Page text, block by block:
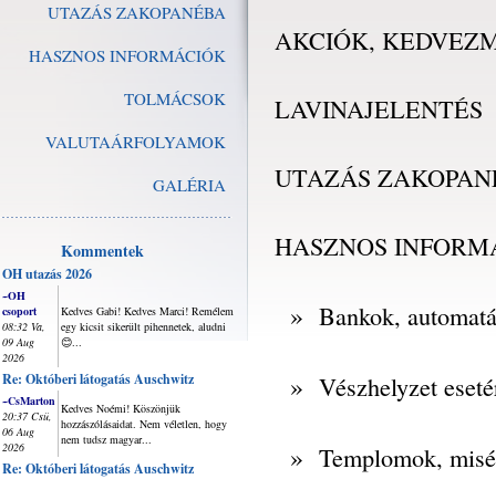
UTAZÁS ZAKOPANÉBA
HASZNOS INFORMÁCIÓK
TOLMÁCSOK
VALUTAÁRFOLYAMOK
GALÉRIA
Kommentek
OH utazás 2026
~OH
csoport
08:32 Va,
09 Aug
2026
Kedves Gabi! Kedves Marci! Remélem
egy kicsit sikerült pihennetek, aludni
😊...
Re: Októberi látogatás Auschwitz
~CsMarton
20:37 Csü,
06 Aug
2026
Kedves Noémi! Köszönjük
hozzászólásaidat. Nem véletlen, hogy
nem tudsz magyar...
Re: Októberi látogatás Auschwitz
AKCIÓK,
LAVINAJELENTÉS
UTAZÁS
HASZNOS
» Bankok,
» Vészhelyzet
» Templomok,